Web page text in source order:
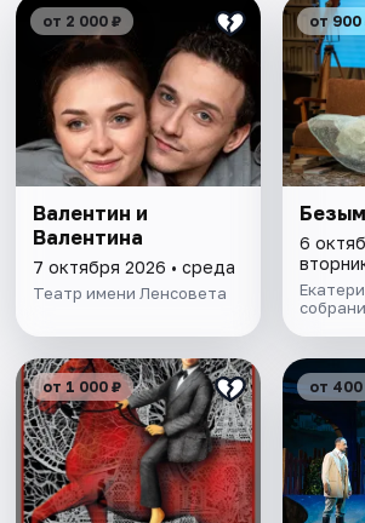
от 2 000 ₽
Валентин и
Валентина
7 октября 2026 • среда
Театр имени Ленсовета
от 900
6
от 1 000 ₽ от 400